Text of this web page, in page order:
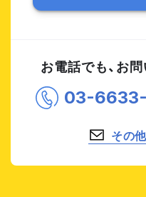
お電話でも、お
03-
その